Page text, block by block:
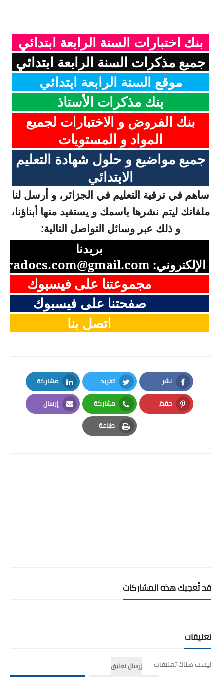
بنك اختبارات السنة الرابعة ابتدائي
جميع مذكرات السنة الرابعة ابتدائي
موقع السنة الرابعة ابتدائي
بنك مذكرات الأستاذ
بنك الفروض و الاختبارات لجميع
المواد و المستويات
جميع مواضيع و حلول شهادة التعليم
الابتدائي
ساهم في ترقية التعليم في الجزائر، و أرسل لنا
ملفاتك ليتم نشرها باسمك و يستفيد منها أبناؤنا،
و ذلك عبر وسائل التواصل التالية:
بريدنا
الإلكتروني:
مجموعتنا على فيسبوك
صفحتنا على فيسبوك
اتصل بنا
نشر
Facebook
تغريد
Twitter
مشاركة
LinkedIn
حفظ
Pinterest
مشاركة
Whatsapp
إرسال
Email
طباعة
Print
قد تُعجبك هذه المشاركات
تعليقات
ليست هناك تعليقات
إرسال تعليق